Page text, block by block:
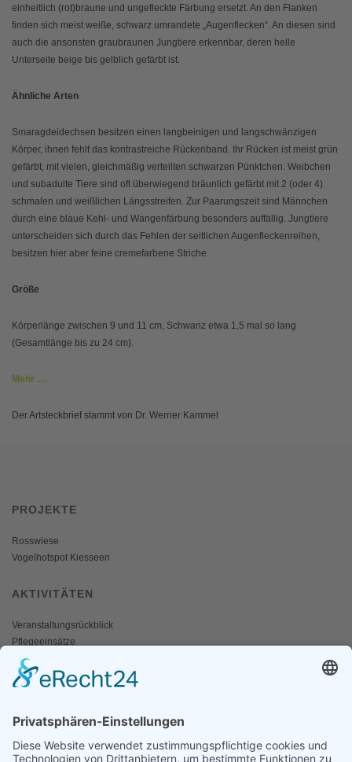
einheitlich (rot)braune und ungefleckte Färbung ersetzt. An den Flanken
finden sich meist weiße, schwarz umrandete „Augenflecken“. An diesen sind
auch die ansonsten graubraunen Jungtiere erkennbar, deren helle
Unterseite beige bis gelblich gefärbt ist.
Ähnliche Arten
Smaragdeidechsen besitzen einen langbeinigen und langschwänzigen
Körper, ihnen fehlt das kontrastreiche Rückenband. Ihr Rücken ist meist grün
gefärbt, mit vielen, gleichmäßig verteilten schwarzen Pünktchen. Weibchen
und subadulte Tiere sind oft überwiegend bräunlich gefärbt mit 2 (oder 4)
schmalen und weißlichen Längsstreifen. Zur Paarungszeit sind Männchen
durch eine blaue Kehl- und Wangenfärbung besonders auffällig. Jungtiere
unterscheiden sich durch das Fehlen der seitlichen Augenfleckenreihen,
besitzen hier aber feine cremefarbene Striche.
Größe
Körperlänge zwischen 9 und 11 cm, Schwanz etwa 1,5 mal so lang
(Gesamtlänge bis zu 24 cm).
Mehr …
Der Artsteckbrief stammt von Dr. Werner Kammel
PROJEKTE
Rosswiese
Vogelhotspot Kiesseen
AKTIVITÄTEN
Veranstaltungsrückblick
Pflegeeinsätze
AKTIV WERDEN
Mitgliedschaft
Spenden